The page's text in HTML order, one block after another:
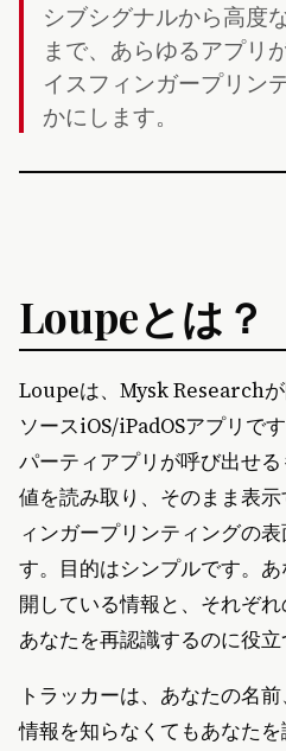
シブシグナルから高度
まで、あらゆるアプリ
イスフィンガープリン
かにします。
Loupeとは？
Loupeは、Mysk Research
ソースiOS/iPadOSアプリで
パーティアプリが呼び出せ
値を読み取り、そのまま表
ィンガープリンティングの
す。目的はシンプルです。
開している情報と、それぞ
あなたを再認識するのに役立
トラッカーは、あなたの名
情報を知らなくてもあなた